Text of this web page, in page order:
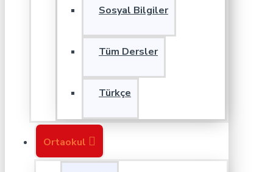
Sosyal Bilgiler
Tüm Dersler
Türkçe
Ortaokul